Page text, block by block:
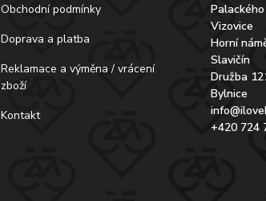
Obchodní podmínky
Doprava a platba
Reklamace a výměna / vrácení
zboží
Kontakt
Vizovice
Horní
Slavičín
Družba
Bylnice
+420 724